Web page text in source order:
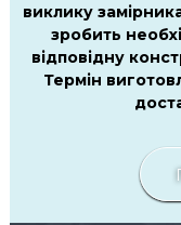
виклику
зробить
відповідну
Термін